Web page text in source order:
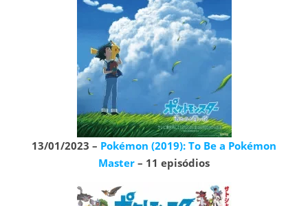
13/01/2023 – Pokémon (2019): To Be a Pokémon
Master – 11 episódios